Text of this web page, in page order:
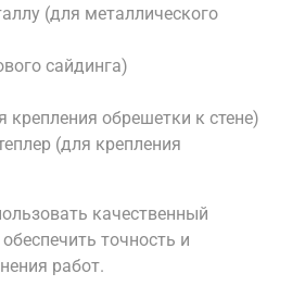
(для металлического
сайдинга)
крепления обрешетки к стене)
(для крепления
качественный
точность и
работ.